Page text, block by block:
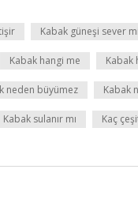
Kabak güneşi sever mi
Kabak hangi me Kabak
neden büyümez Kabak
Kabak sulanır mı Kaç